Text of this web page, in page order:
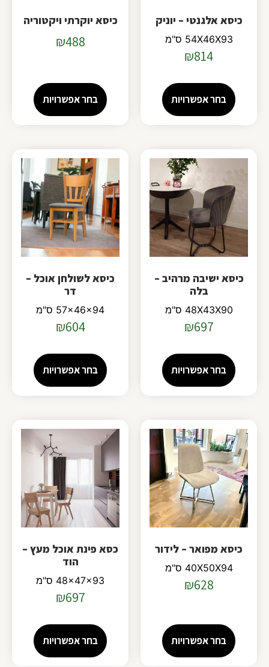
כיסא אלגנטי – יוניק
54X46X93 ס"מ
₪814
בחר אפשרויות
כיסא יוקרתי ויקטוריה
₪488
בחר אפשרויות
כיסא ישיבה מרהיב –
בלה
48X43X90 ס"מ
₪697
בחר אפשרויות
כיסא לשולחן אוכל –
דר
57x46x94 ס"מ
₪604
בחר אפשרויות
כיסא מפואר – לידור
40X50X94 ס"מ
₪628
בחר אפשרויות
כסא פינת אוכל מעץ –
הוד
48x47x93 ס"מ
₪697
בחר אפשרויות